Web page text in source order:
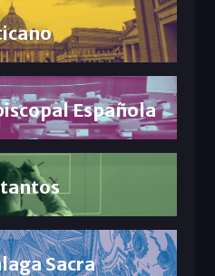
Española
Sacra